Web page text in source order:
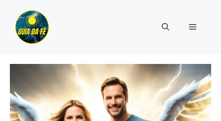
para
conteúdo
Menu